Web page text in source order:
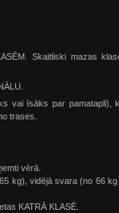
Skaitliski mazas
vai īsāks par pamatapli),
trases.
vērā.
kg), vidējā svara (no 66
KATRĀ KLASĒ.